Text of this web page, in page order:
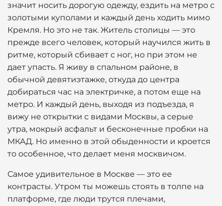
значит носить дорогую одежду, ездить на метро с
золотыми куполами и каждый день ходить мимо
Кремля. Но это не так. Житель столицы — это
прежде всего человек, который научился жить в
ритме, который сбивает с ног, но при этом не
дает упасть. Я живу в спальном районе, в
обычной девятиэтажке, откуда до центра
добираться час на электричке, а потом еще на
метро. И каждый день, выходя из подъезда, я
вижу не открытки с видами Москвы, а серые
утра, мокрый асфальт и бесконечные пробки на
МКАД. Но именно в этой обыденности и кроется
то особенное, что делает меня москвичом.
Самое удивительное в Москве — это ее
контрасты. Утром ты можешь стоять в толпе на
платформе, где люди трутся плечами,